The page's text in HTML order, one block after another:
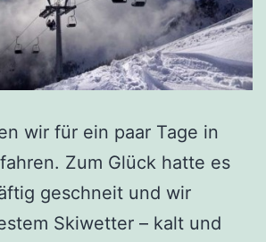
wir für ein paar Tage in
Zum Glück hatte es
geschneit und wir
Skiwetter – kalt und